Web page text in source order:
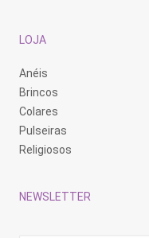
LOJA
Anéis
Brincos
Colares
Pulseiras
Religiosos
NEWSLETTER